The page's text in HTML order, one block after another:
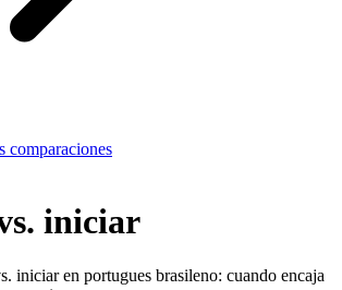
comparaciones
iniciar
iniciar en portugues brasileno: cuando encaja